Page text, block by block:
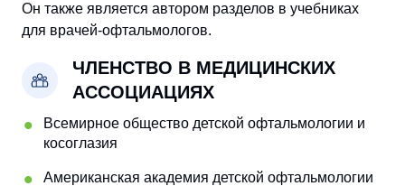
Он также является автором разделов в учебниках
для врачей-офтальмологов.
ЧЛЕНСТВО В МЕДИЦИНСКИХ
АССОЦИАЦИЯХ
Всемирное общество детской офтальмологии и
косоглазия
Американская академия детской офтальмологии